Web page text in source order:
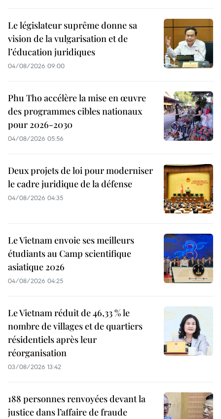
Le législateur suprême donne sa
vision de la vulgarisation et de
l’éducation juridiques
04/08/2026 09:00
Phu Tho accélère la mise en œuvre
des programmes cibles nationaux
pour 2026-2030
04/08/2026 05:56
Deux projets de loi pour moderniser
le cadre juridique de la défense
04/08/2026 04:35
Le Vietnam envoie ses meilleurs
étudiants au Camp scientifique
asiatique 2026
04/08/2026 04:25
Le Vietnam réduit de 46,33 % le
nombre de villages et de quartiers
résidentiels après leur
réorganisation
03/08/2026 13:42
188 personnes renvoyées devant la
justice dans l’affaire de fraude